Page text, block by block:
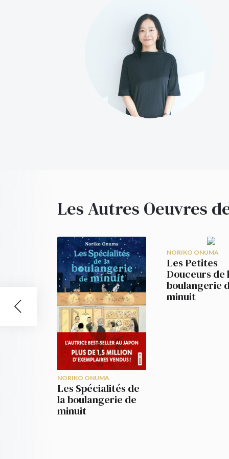
Les Autres Oeuvres
NORIKO ONUMA
Les Spécialités de
la boulangerie de
minuit
NORIKO ONUMA
Les Petites
Douceurs de
boulangerie
minuit